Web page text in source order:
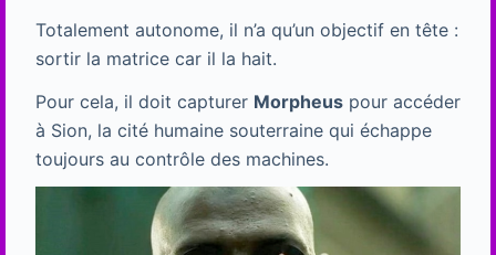
Totalement autonome, il n’a qu’un objectif en tête :
sortir la matrice car il la hait.
Pour cela, il doit capturer Morpheuspour accéder
à Sion, la cité humaine souterraine qui échappe
toujours au contrôle des machines.